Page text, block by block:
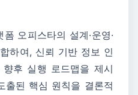
오피스타의 설계·운영·
하여, 신뢰 기반 정보 인
후 실행 로드맵을 제시
출된 핵심 원칙을 결론적